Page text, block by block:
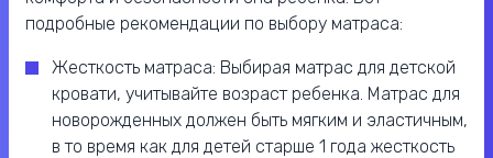
подробные рекомендации по выбору матраса:
Жесткость матраса: Выбирая матрас для детской
кровати, учитывайте возраст ребенка. Матрас для
новорожденных должен быть мягким и эластичным,
в то время как для детей старше 1 года жесткость